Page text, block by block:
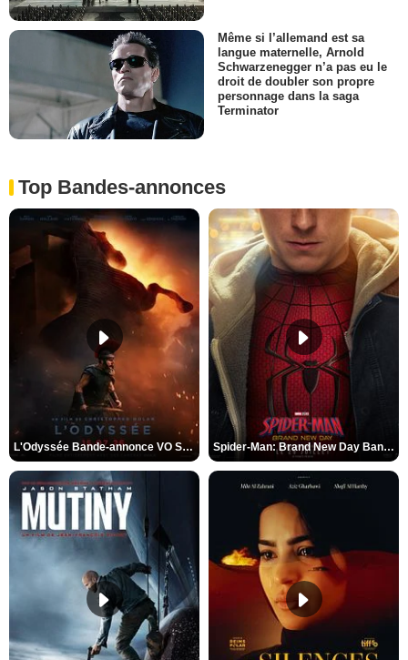
Même si l’allemand est sa
langue maternelle, Arnold
Schwarzenegger n’a pas eu le
droit de doubler son propre
personnage dans la saga
Terminator
Top Bandes-annonces
L'Odyssée Bande-annonce VO STFR Spider-Man: Brand New Day Bande-annonce VO STFR